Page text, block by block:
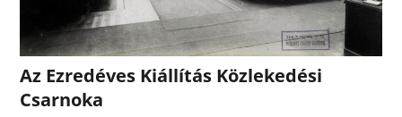
Az Ezredéves Kiállítás Közlekedési
Csarnoka